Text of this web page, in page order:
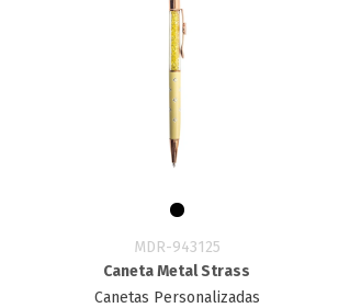
MDR-943125
Caneta Metal Strass
Canetas Personalizadas